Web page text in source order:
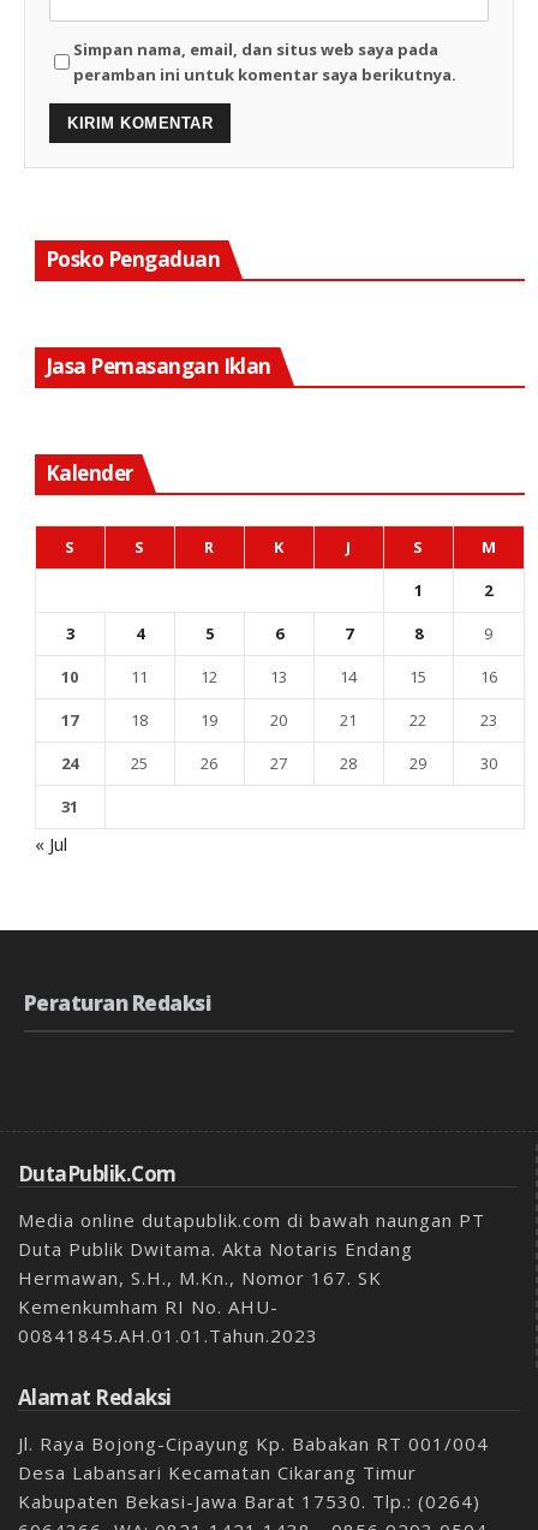
Simpan nama, email, dan situs web saya pada
peramban ini untuk komentar saya berikutnya.
Posko Pengaduan
Jasa Pemasangan Iklan
Kalender
S S R K J S
M
1
2
3
4 5 6 7 8
9
10
11 12 13 14 15
16
17
18 19 20 21 22
23
24
25 26 27 28 29
30
31
« Jul
Peraturan Redaksi
DutaPublik.com
Media online dutapublik.com di bawah naungan PT
Duta Publik Dwitama. Akta Notaris Endang
Hermawan, S.H., M.Kn., Nomor 167. SK
Kemenkumham RI No. AHU-
00841845.AH.01.01.Tahun.2023
Alamat Redaksi
Jl. Raya Bojong-Cipayung Kp. Babakan RT 001/004
Desa Labansari Kecamatan Cikarang Timur
Kabupaten Bekasi-Jawa Barat 17530. Tlp.: (0264)